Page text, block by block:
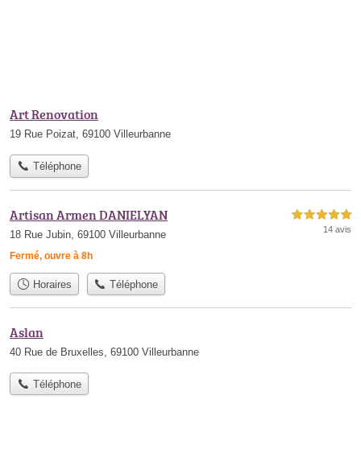
Art Renovation
19 Rue Poizat, 69100 Villeurbanne
Téléphone
Artisan Armen DANIELYAN
18 Rue Jubin, 69100 Villeurbanne
Fermé, ouvre à 8h
5,0 étoiles sur 5
14 avis
Horaires Téléphone
Aslan
40 Rue de Bruxelles, 69100 Villeurbanne
Téléphone